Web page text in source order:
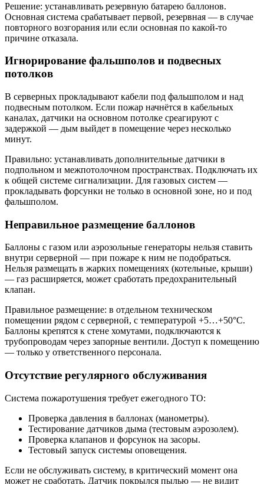
Решение: устанавливать резервную батарею баллонов.
Основная система срабатывает первой, резервная — в случае
повторного возгорания или если основная по какой-то
причине отказала.
Игнорирование фальшполов и подвесных
потолков
В серверных прокладывают кабели под фальшполом и над
подвесным потолком. Если пожар начнётся в кабельных
каналах, датчики на основном потолке среагируют с
задержкой — дым выйдет в помещение через несколько
минут.
Правильно: устанавливать дополнительные датчики в
подпольном и межпотолочном пространствах. Подключать их
к общей системе сигнализации. Для газовых систем —
прокладывать форсунки не только в основной зоне, но и под
фальшполом.
Неправильное размещение баллонов
Баллоны с газом или аэрозольные генераторы нельзя ставить
внутри серверной — при пожаре к ним не подобраться.
Нельзя размещать в жарких помещениях (котельные, крыши)
— газ расширяется, может сработать предохранительный
клапан.
Правильное размещение: в отдельном техническом
помещении рядом с серверной, с температурой +5…+50°C.
Баллоны крепятся к стене хомутами, подключаются к
трубопроводам через запорные вентили. Доступ к помещению
— только у ответственного персонала.
Отсутствие регулярного обслуживания
Система пожаротушения требует ежегодного ТО:
Проверка давления в баллонах (манометры).
Тестирование датчиков дыма (тестовым аэрозолем).
Проверка клапанов и форсунок на засоры.
Тестовый запуск системы оповещения.
Если не обслуживать систему, в критический момент она
может не сработать. Датчик покрылся пылью — не видит